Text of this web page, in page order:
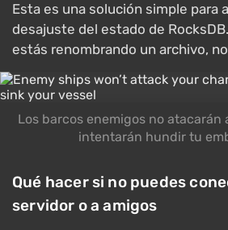
Esta es una solución simple para
desajuste del estado de
estás renombrando un archivo,
Los barcos enemigos no atacarán
intentarán hundir tu
Qué hacer si no puedes
servidor o a amigos